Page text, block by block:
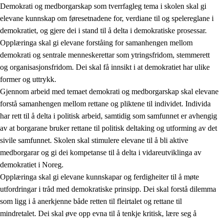
2. Prinsipp for læring, utvikling og danning
2.1 Sosial læring og utvikling
2.2 Kompetanse i faga
2.3 Grunnleggjande ferdigheiter
2.4 Å lære å lære
Tverrfaglege tema
2.5 Tverrfaglege tema
Demokrati og medborgarskap som tverrfagleg tema i skolen skal gi
elevane kunnskap om føresetnadene for, verdiane til og spelereglane i
demokratiet, og gjere dei i stand til å delta i demokratiske prosessar.
Opplæringa skal gi elevane forståing for samanhengen mellom
demokrati og sentrale menneskerettar som ytringsfridom, stemmerett
og organisasjonsfridom. Dei skal få innsikt i at demokratiet har ulike
former og uttrykk.
Gjennom arbeid med temaet demokrati og medborgarskap skal elevane
forstå samanhengen mellom rettane og pliktene til individet. Individa
har rett til å delta i politisk arbeid, samtidig som samfunnet er avhengig
av at borgarane bruker rettane til politisk deltaking og utforming av det
sivile samfunnet. Skolen skal stimulere elevane til å bli aktive
medborgarar og gi dei kompetanse til å delta i vidareutviklinga av
demokratiet i Noreg.
Opplæringa skal gi elevane kunnskapar og ferdigheiter til å møte
utfordringar i tråd med demokratiske prinsipp. Dei skal forstå dilemma
som ligg i å anerkjenne både retten til fleirtalet og rettane til
mindretalet. Dei skal øve opp evna til å tenkje kritisk, lære seg å